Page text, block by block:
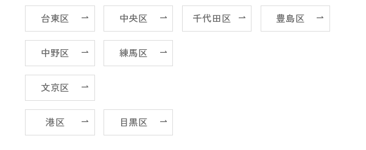
台東区 中央区 千代田区 豊島区
中野区 練馬区
文京区
港区 目黒区